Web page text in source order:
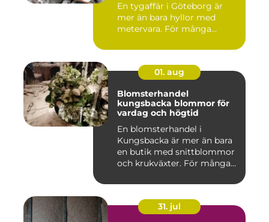
En tygaffär i Göteborg är
mer än bara hyllor med
metervara. För många...
01. aug
Blomsterhandel
kungsbacka blommor för
vardag och högtid
En blomsterhandel i
Kungsbacka är mer än bara
en butik med snittblommor
och krukväxter. För många
31. jul